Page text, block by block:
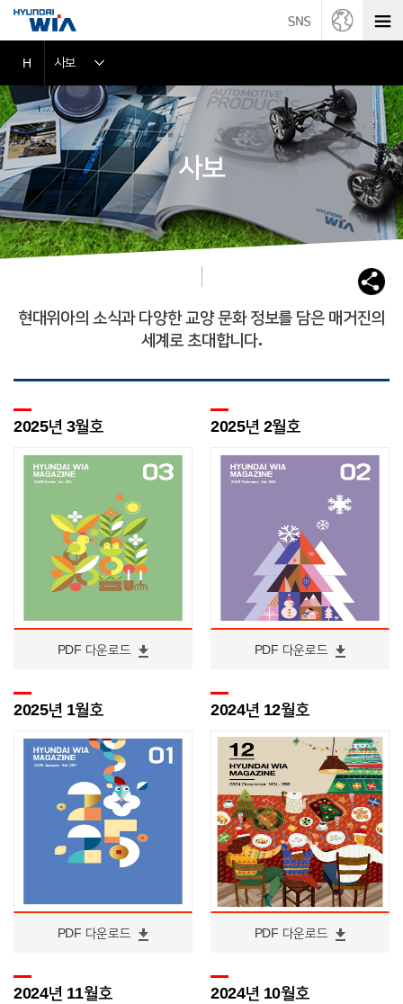
사보
H 사보
현대위아의 소식과 다양한 교양 문화 정보를 담은 매거진의
세계로 초대합니다.
2025년 3월호
PDF 다운로드
2025년 2월호
PDF 다운로드
2025년 1월호
PDF 다운로드
2024년 12월호
PDF 다운로드
2024년 11월호 2024년 10월호